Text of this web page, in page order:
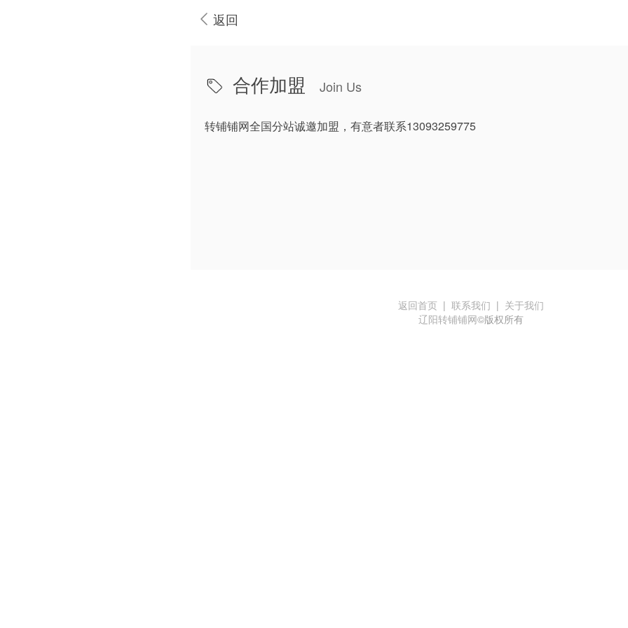
返回
合作加盟 Join Us
转铺铺网全国分站诚邀加盟，有意者联系13093259775
返回首页 | 联系我们 | 关于我们
辽阳转铺铺网©版权所有